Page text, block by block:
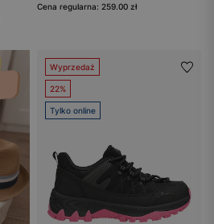
Cena regularna: 259.00 zł
Wyprzedaż
22%
Tylko online